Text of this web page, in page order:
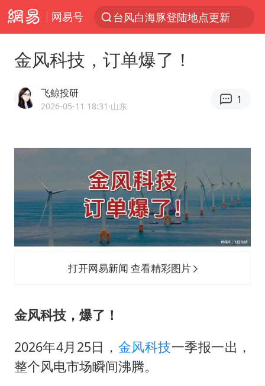
网易号
台风白海豚登陆地点更新
宇树科技发行价格150.80元/股
五粮液渠道价一箱上涨近百元
CIA被曝已秘密设立古巴工作组
U17国足1分钟轰2球
多地要求领导干部带头休假
金风科技，订单爆了！
飞鲸投研
2026-05-11 18:31 ·山东
1
打开网易新闻 查看精彩图片
金风科技，爆了！
2026年4月25日， 金风科技一季报一出，
整个风电市场瞬间沸腾。